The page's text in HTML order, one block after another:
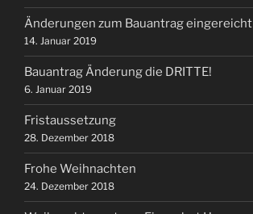
Änderungen zum Bauantrag eingereicht
14. Januar 2019
Bauantrag Änderung die DRITTE!
6. Januar 2019
Fristaussetzung
28. Dezember 2018
Frohe Weihnachten
24. Dezember 2018